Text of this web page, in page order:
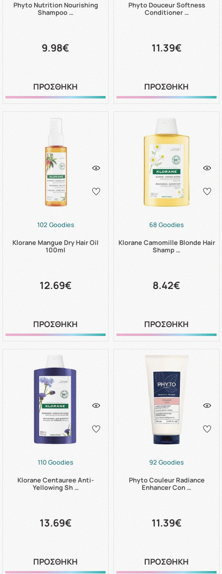
Phyto Nutrition Nourishing
Shampoo …
9.98€
ΠΡΟΣΘΗΚΗ
Phyto Douceur Softness
Conditioner …
11.39€
ΠΡΟΣΘΗΚΗ
102 Goodies
Klorane Mangue Dry Hair Oil
100ml
12.69€
ΠΡΟΣΘΗΚΗ
68 Goodies
Klorane Camomille Blonde Hair
Shamp …
8.42€
ΠΡΟΣΘΗΚΗ
110 Goodies
Klorane Centauree Anti-
Yellowing Sh …
13.69€
ΠΡΟΣΘΗΚΗ
92 Goodies
Phyto Couleur Radiance
Enhancer Con …
11.39€
ΠΡΟΣΘΗΚΗ